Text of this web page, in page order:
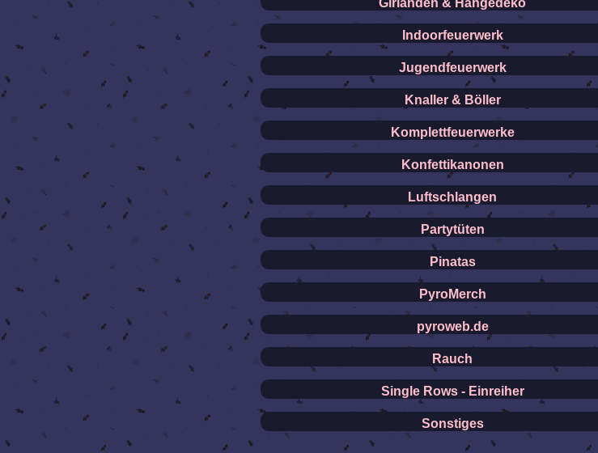
Girlanden & Hängedeko
Indoorfeuerwerk
Jugendfeuerwerk
Knaller & Böller
Komplettfeuerwerke
Konfettikanonen
Luftschlangen
Partytüten
Pinatas
PyroMerch
pyroweb.de
Rauch
Single Rows - Einreiher
Sonstiges